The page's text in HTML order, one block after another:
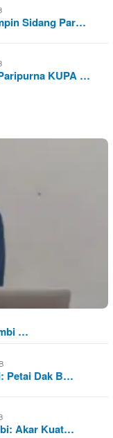
Sidang Par…
KUPA …
…
Petai Dak B…
Akar Kuat…